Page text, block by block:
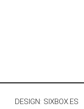
DESIGN: SIXBOX.ES